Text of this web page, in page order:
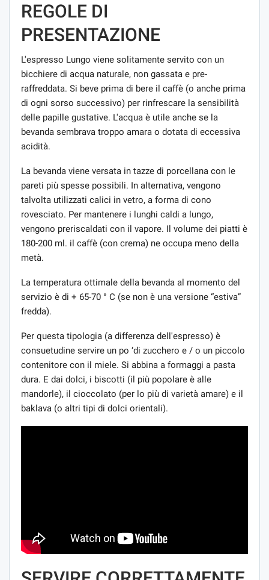
REGOLE DI
PRESENTAZIONE
L'espresso Lungo viene solitamente servito con un
bicchiere di acqua naturale, non gassata e pre-
raffreddata. Si beve prima di bere il caffè (o anche prima
di ogni sorso successivo) per rinfrescare la sensibilità
delle papille gustative. L'acqua è utile anche se la
bevanda sembrava troppo amara o dotata di eccessiva
acidità.
La bevanda viene versata in tazze di porcellana con le
pareti più spesse possibili. In alternativa, vengono
talvolta utilizzati calici in vetro, a forma di cono
rovesciato. Per mantenere i lunghi caldi a lungo,
vengono preriscaldati con il vapore. Il volume dei piatti è
180-200 ml. il caffè (con crema) ne occupa meno della
metà.
La temperatura ottimale della bevanda al momento del
servizio è di + 65-70 ° C (se non è una versione “estiva”
fredda).
Per questa tipologia (a differenza dell'espresso) è
consuetudine servire un po ‘di zucchero e / o un piccolo
contenitore con il miele. Si abbina a formaggi a pasta
dura. E dai dolci, i biscotti (il più popolare è alle
mandorle), il cioccolato (per lo più di varietà amare) e il
baklava (o altri tipi di dolci orientali).